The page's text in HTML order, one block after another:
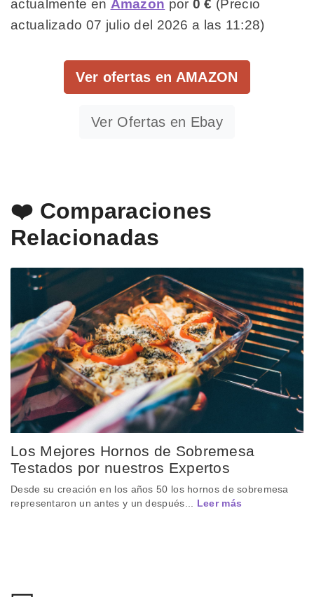
actualmente en Amazon por 0 € (Precio
actualizado 07 julio del 2026 a las 11:28)
Ver ofertas en AMAZON
Ver Ofertas en Ebay
❤️ Comparaciones
Relacionadas
Los Mejores Hornos de Sobremesa
Testados por nuestros Expertos
Desde su creación en los años 50 los hornos de sobremesa
representaron un antes y un después... Leer más